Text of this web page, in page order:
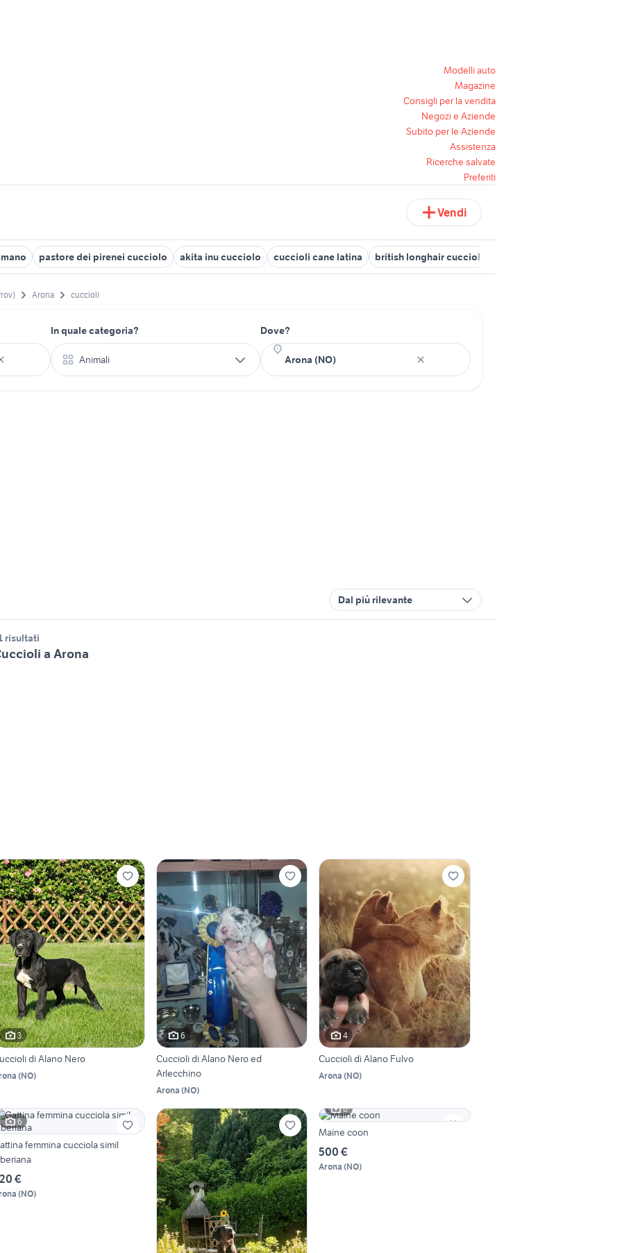
Modelli auto
Magazine
Consigli per la vendita
Negozi e Aziende
Subito per le Aziende
Assistenza
Ricerche salvate
Preferiti
Vendi
pastore dei pirenei cucciolo akita inu cucciolo cuccioli cane latina british longhair cuccioli
Arona cuccioli
In quale categoria?
Animali
Dove?
Dal più rilevante
risultati
a Arona
3
di Alano Nero
(NO)
6
Cuccioli di Alano Nero ed
Arlecchino
Arona (NO)
4
Cuccioli di Alano Fulvo
Arona (NO)
6
femmina cucciola simil
€
(NO)
6
Maine coon
500 €
Arona (NO)